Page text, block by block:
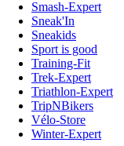
Smash-Expert
Sneak'In
Sneakids
Sport is good
Training-Fit
Trek-Expert
Triathlon-Expert
TripNBikers
Vélo-Store
Winter-Expert